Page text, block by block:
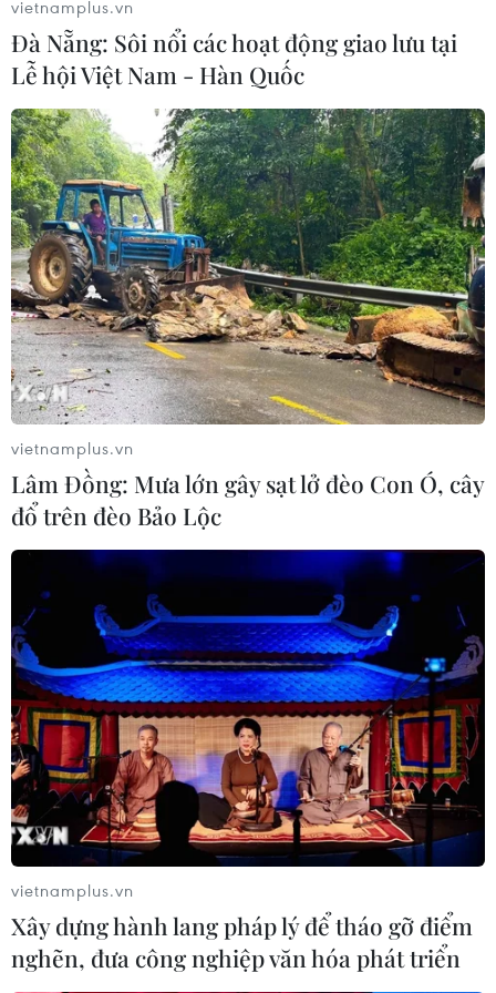
Các thành viên Hội đồng Bảo an bàn về
thúc đẩy bình đẳng giới ở Sahel
03/06/2021 07:04
Phát biểu tại cuộc họp, Đại sứ Đặng Đình Quý đã ghi
nhận những tiến bộ về sự tham gia và đại diện của phụ
nữ trong các tiến trình chính trị và hòa bình ở Sahel.
Ngoại trưởng Pháp khẳng định không
chấm dứt sự can dự ở Sahel
12/06/2021 00:26
Ngoại trưởng Pháp cho rằng tuyên bố của Tổng thống
Macron là sự phát triển của khái niệm, sự thay đổi mô
hình, nhưng không phải là dấu chấm hết cho sự tham
gia của Pháp vào Sahel.
vietnamplus.vn
Đà Nẵng: Sôi nổi các hoạt động giao lưu tại
Lễ hội Việt Nam - Hàn Quốc
vietnamplus.vn
Lâm Đồng: Mưa lớn gây sạt lở đèo Con Ó, cây
đổ trên đèo Bảo Lộc
vietnamplus.vn
Xây dựng hành lang pháp lý để tháo gỡ điểm
nghẽn, đưa công nghiệp văn hóa phát triển